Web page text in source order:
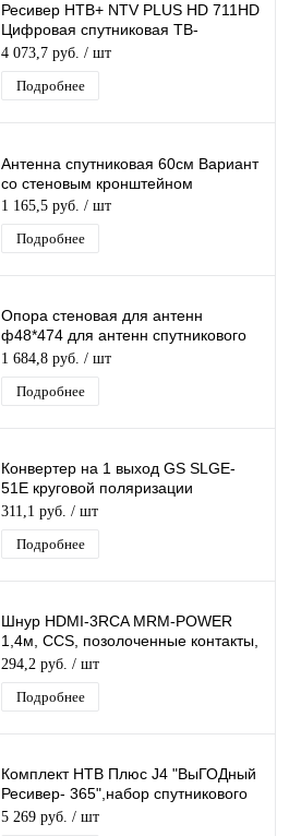
Ресивер НТВ+ NTV PLUS HD 711HD
Цифровая спутниковая ТВ-
приставка, DVB-T2 тюнер, FullHD
медиаплеер
4 073,7 руб. / шт
Подробнее
Антенна спутниковая 60см Вариант
со стеновым кронштейном
1 165,5 руб. / шт
Подробнее
Опора стеновая для антенн
ф48*474 для антенн спутникового
интернета
1 684,8 руб. / шт
Подробнее
Конвертер на 1 выход GS SLGE-
51E круговой поляризации
GeneralSatellite SINGL для
Триколор/НТВ-Плюс
311,1 руб. / шт
Подробнее
Шнур HDMI-3RCA MRM-POWER
1,4м, CCS, позолоченные контакты,
1 фильтр, в оплётке
294,2 руб. / шт
Подробнее
Комплект НТВ Плюс J4 "ВыГОДный
Ресивер- 365",набор спутникового
тв для просмотра каналов 1 год
5 269 руб. / шт